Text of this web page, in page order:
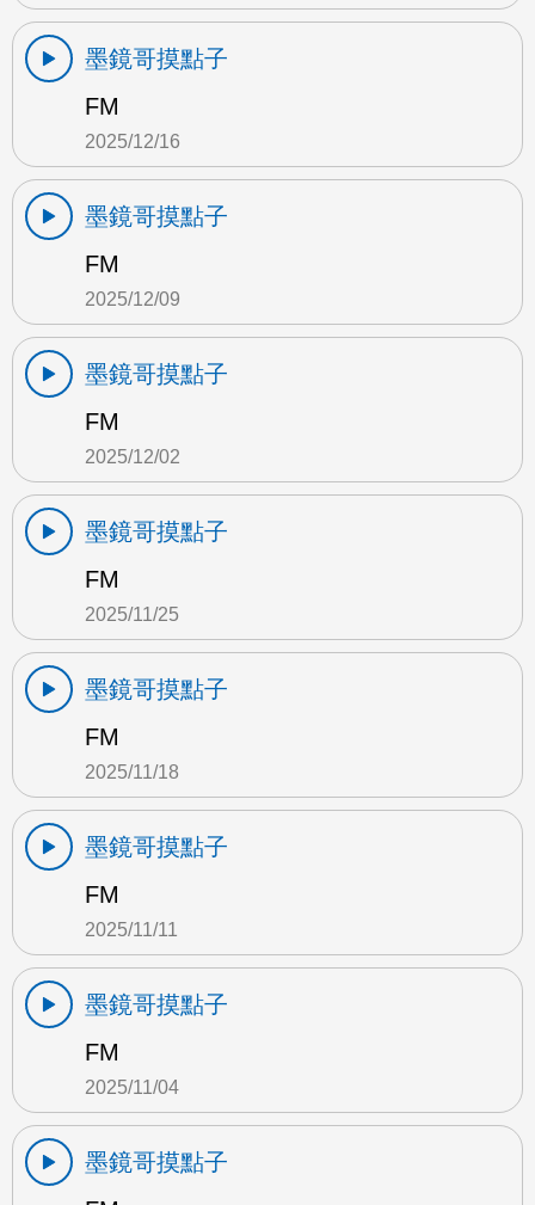
墨鏡哥摸點子
FM
2025/12/16
墨鏡哥摸點子
FM
2025/12/09
墨鏡哥摸點子
FM
2025/12/02
墨鏡哥摸點子
FM
2025/11/25
墨鏡哥摸點子
FM
2025/11/18
墨鏡哥摸點子
FM
2025/11/11
墨鏡哥摸點子
FM
2025/11/04
墨鏡哥摸點子